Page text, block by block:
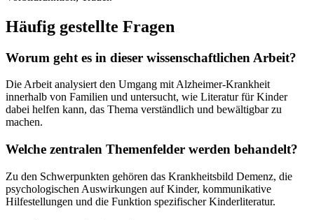
Häufig gestellte Fragen
Worum geht es in dieser wissenschaftlichen Arbeit?
Die Arbeit analysiert den Umgang mit Alzheimer-Krankheit
innerhalb von Familien und untersucht, wie Literatur für Kinder
dabei helfen kann, das Thema verständlich und bewältigbar zu
machen.
Welche zentralen Themenfelder werden behandelt?
Zu den Schwerpunkten gehören das Krankheitsbild Demenz, die
psychologischen Auswirkungen auf Kinder, kommunikative
Hilfestellungen und die Funktion spezifischer Kinderliteratur.